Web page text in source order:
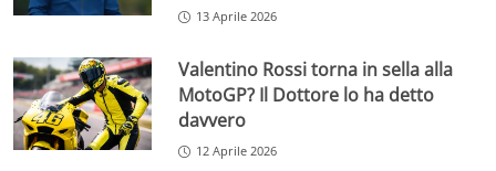
13 Aprile 2026
Valentino Rossi torna in sella alla
MotoGP? Il Dottore lo ha detto
davvero
12 Aprile 2026